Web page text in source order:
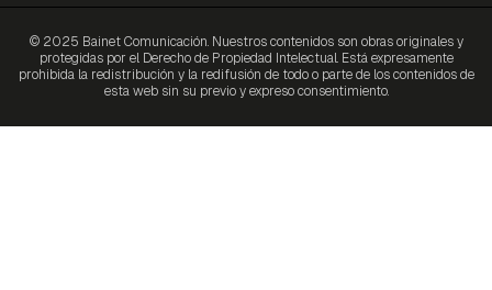
© 2025 Bainet Comunicación. Nuestros contenidos son obras originales y
protegidas por el Derecho de Propiedad Intelectual. Está expresamente
prohibida la redistribución y la redifusión de todo o parte de los contenidos de
esta web sin su previo y expreso consentimiento.